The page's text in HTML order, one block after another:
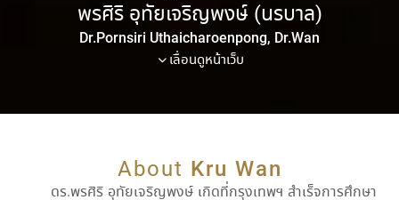
พรศิริ อุทัยเจริญพงษ์ (นรบาล)
Dr.Pornsiri Uthaicharoenpong, Dr.Wan
เลื่อนดูหน้าเว็บ
About Kru Wan
ดร.พรศิริ อุทัยเจริญพงษ์ เกิดที่กรุงเทพฯ สำเร็จการศึกษา